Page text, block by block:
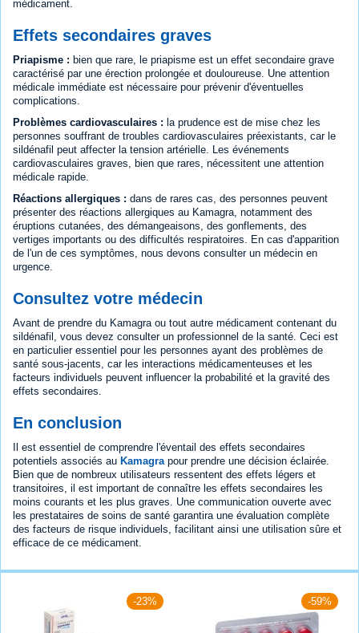
médicament.
Effets secondaires graves
Priapisme : bien que rare, le priapisme est un effet secondaire grave
caractérisé par une érection prolongée et douloureuse. Une attention
médicale immédiate est nécessaire pour prévenir d'éventuelles
complications.
Problèmes cardiovasculaires : la prudence est de mise chez les
personnes souffrant de troubles cardiovasculaires préexistants, car le
sildénafil peut affecter la tension artérielle. Les événements
cardiovasculaires graves, bien que rares, nécessitent une attention
médicale rapide.
Réactions allergiques : dans de rares cas, des personnes peuvent
présenter des réactions allergiques au Kamagra, notamment des
éruptions cutanées, des démangeaisons, des gonflements, des
vertiges importants ou des difficultés respiratoires. En cas d'apparition
de l'un de ces symptômes, nous devons consulter un médecin en
urgence.
Consultez votre médecin
Avant de prendre du Kamagra ou tout autre médicament contenant du
sildénafil, vous devez consulter un professionnel de la santé. Ceci est
en particulier essentiel pour les personnes ayant des problèmes de
santé sous-jacents, car les interactions médicamenteuses et les
facteurs individuels peuvent influencer la probabilité et la gravité des
effets secondaires.
En conclusion
Il est essentiel de comprendre l'éventail des effets secondaires
potentiels associés au Kamagra pour prendre une décision éclairée.
Bien que de nombreux utilisateurs ressentent des effets légers et
transitoires, il est important de connaître les effets secondaires les
moins courants et les plus graves. Une communication ouverte avec
les prestataires de soins de santé garantira une évaluation complète
des facteurs de risque individuels, facilitant ainsi une utilisation sûre et
efficace de ce médicament.
-23% -59%